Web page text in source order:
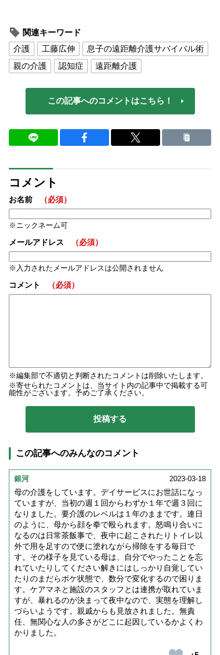
関連キーワード
介護
工藤広伸
息子の遠距離介護サバイバル術
親の介護
認知症 遠距離介護
この記事へのコメントはこちら！
コメント
お名前 （必須）
ニックネーム可
メールアドレス （必須）
入力されたメールアドレスは公開されません
コメント （必須）
編集部で不適切と判断されたコメントは削除いたします。
寄せられたコメントは、当サイト内の記事中で掲載する可
能性がございます。予めご了承ください。
この記事へのみんなのコメント
銀河
2023-03-18
母の介護をしています。デイサービスにお世話になっ
ていますが、当初の週１回からわずか１年で週３回に
なりました。要介護のレベルは１年のままです。連日
のように、母から顔を拳で殴られます。怒鳴り合いに
なるのは日常茶飯事で、夜中に起こされたりトイレ以
外で用を足すので便に塗れながら掃除をする毎日で
す。その様子を見ている母は、自分でやったことを忘
れていたりしてください解きにはしっかり自覚してい
たりのまだらボケ状態で、数分で変化するので困りま
す。ケアマネと施設のスタッフとは連携が取れていま
すが、暴れるのが決まって夜中なので、実態を理解し
づらいようです。親戚からも見放されました。無責
任、無関心な人の多さがどこに起因しているかよくわ
かりました。